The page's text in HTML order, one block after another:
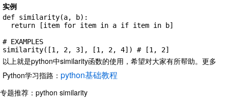
实例
def similarity(a, b):
# EXAMPLES
similarity([1, 2, 3], [1, 2, 4]) # [1, 2]
以上就是python中similarity函数的使用，希望对大家有所帮助。 更多
Python学习指路： python基础教程
专题推荐： python similarity